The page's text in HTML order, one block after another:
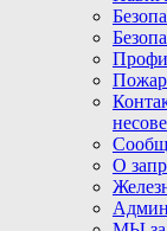
О